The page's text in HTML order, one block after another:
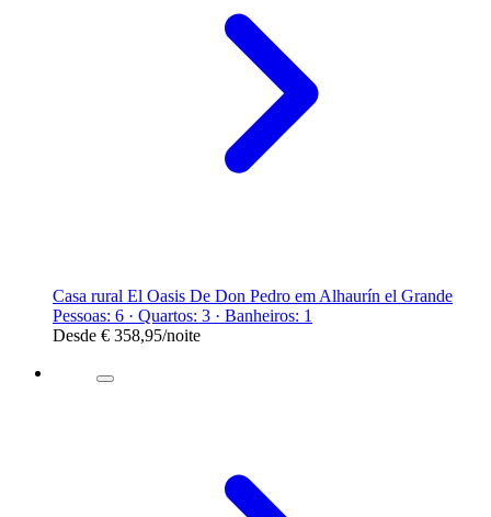
Casa rural El Oasis De Don Pedro em Alhaurín el Grande
Pessoas: 6 · Quartos: 3 · Banheiros: 1
Desde € 358,95/noite